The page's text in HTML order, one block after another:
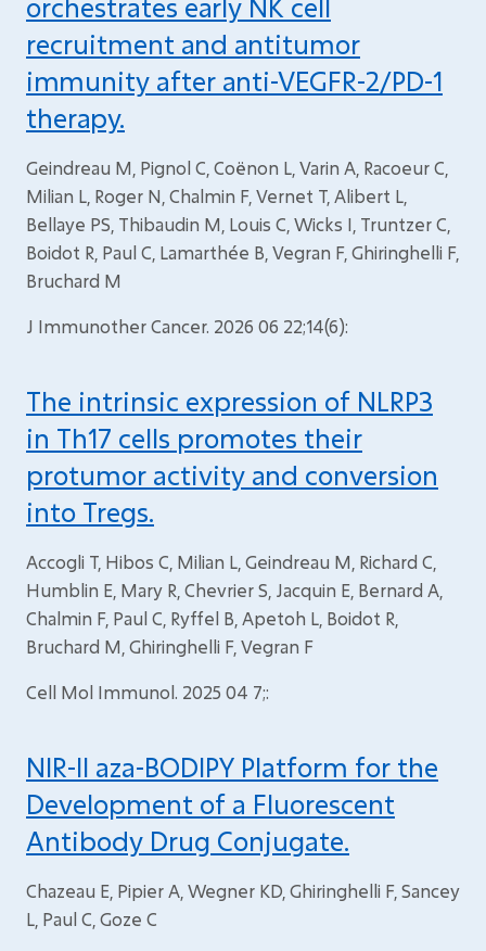
orchestrates early NK cell
recruitment and antitumor
immunity after anti-VEGFR-2/PD-1
therapy.
Geindreau M, Pignol C, Coënon L, Varin A, Racoeur C,
Milian L, Roger N, Chalmin F, Vernet T, Alibert L,
Bellaye PS, Thibaudin M, Louis C, Wicks I, Truntzer C,
Boidot R, Paul C, Lamarthée B, Vegran F, Ghiringhelli F,
Bruchard M
J Immunother Cancer. 2026 06 22;14(6):
The intrinsic expression of NLRP3
in Th17 cells promotes their
protumor activity and conversion
into Tregs.
Accogli T, Hibos C, Milian L, Geindreau M, Richard C,
Humblin E, Mary R, Chevrier S, Jacquin E, Bernard A,
Chalmin F, Paul C, Ryffel B, Apetoh L, Boidot R,
Bruchard M, Ghiringhelli F, Vegran F
Cell Mol Immunol. 2025 04 7;:
NIR-II aza-BODIPY Platform for the
Development of a Fluorescent
Antibody Drug Conjugate.
Chazeau E, Pipier A, Wegner KD, Ghiringhelli F, Sancey
L, Paul C, Goze C